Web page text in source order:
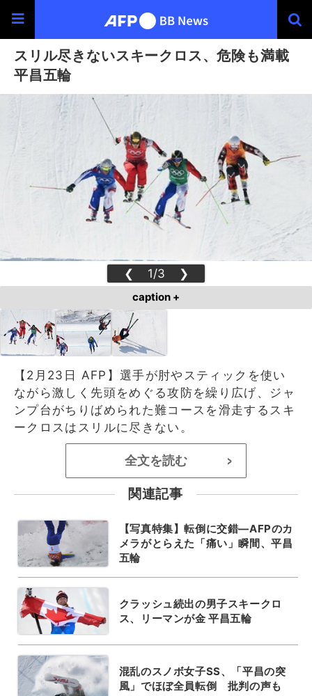
スリル尽きないスキークロス、危険も満載
平昌五輪
❮ 1/3 ❯
caption +
【2月23日 AFP】選手が肘やスティックを使い
ながら激しく先頭をめぐる攻防を繰り広げ、ジャ
ンプ台がちりばめられた難コースを滑走するスキ
ークロスはスリルに尽きない。
全文を読む >
関連記事
【写真特集】転倒に交錯―AFPのカ
メラがとらえた「痛い」瞬間、平昌
五輪
クラッシュ続出の男子スキークロ
ス、リーマンが金 平昌五輪
混乱のスノボ女子SS、「平昌の突
風」でほぼ全員転倒 批判の声も